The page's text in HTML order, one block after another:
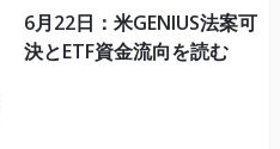
6月22日：米GENIUS法案可
決とETF資金流向を読む